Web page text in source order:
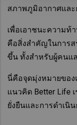
สภาพภูมิอากาศแล
เพื่อเอาชนะความท้
คือสิ่งสำคัญในการส
ขึ้น ทั้งสำหรับผู้คนแ
นี่คือจุดมุ่งหมายของเ
แนวคิด Better Life
ยั่งยืนและการดำเนิ